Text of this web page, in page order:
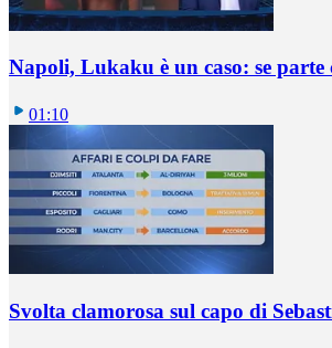
Napoli, Lukaku è un caso: se
01:10
Svolta clamorosa sul capo di